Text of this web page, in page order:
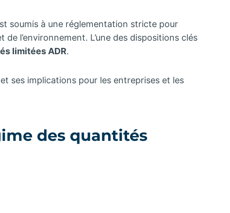
soumis à une réglementation stricte pour
l’environnement. L’une des dispositions clés
limitées ADR.
ses implications pour les entreprises et les
des quantités